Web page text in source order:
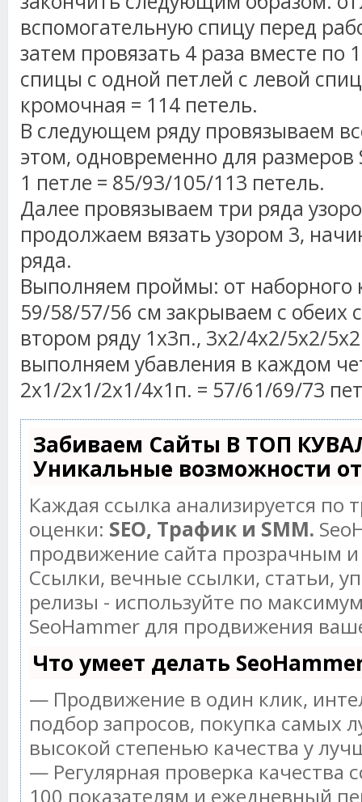
вспомогательную спицу перед
затем провязать 4 раза вместе по
спицы с одной петлей с левой
кромочная = 114 петель.
В следующем ряду провязываем
этом, одновременно для размеров
1 петле = 85/93/105/113 петель.
Далее провязываем три ряда
продолжаем вязать узором 3,
ряда.
Выполняем проймы: от наборного
59/58/57/56 см закрываем с обеих
втором ряду 1х3п., 3х2/4х2/5х2/
выполняем убавления в каждом
2х1/2х1/2х1/4х1п. = 57/61/69/73
Забиваем Сайты В ТОП
Уникальные возможности
Каждая ссылка анализируется по
оценки: SEO, Трафик и SMM.
продвижение сайта прозрачным
Ссылки, вечные ссылки, статьи,
релизы - используйте по
SeoHammer для продвижения
Что умеет делать
— Продвижение в один клик,
подбор запросов, покупка самых
высокой степенью качества у
— Регулярная проверка качества
100 показателям и ежедневный